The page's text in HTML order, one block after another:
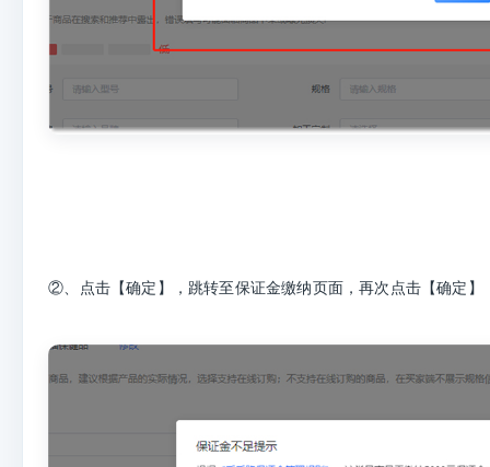
②、点击【确定】，跳转至保证金缴纳页面，再次点击【确定】